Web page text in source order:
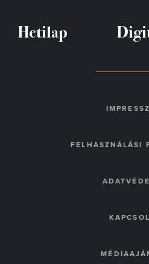
Hetilap
FELHASZNÁLÁSI